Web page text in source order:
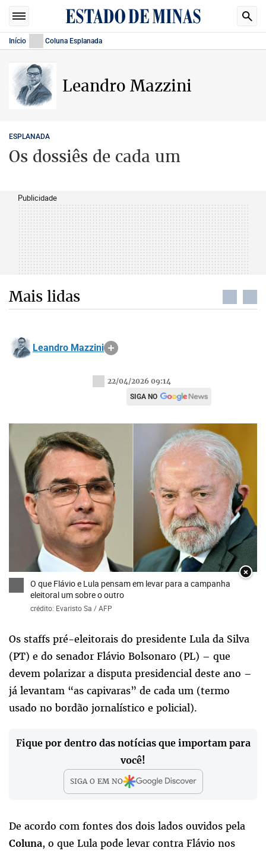
Início Coluna Esplanada
Leandro Mazzini
ESPLANADA
Os dossiês de cada um
Publicidade
Mais lidas
Leandro Mazzini
22/04/2026 09:14
SIGA NO
×
O que Flávio e Lula pensam em levar para a campanha
eleitoral um sobre o outro
crédito: Evaristo Sa / AFP
Os staffs pré-eleitorais do presidente Lula da Silva
(PT) e do senador Flávio Bolsonaro (PL) – que
devem polarizar a disputa presidencial deste ano –
já levantam “as capivaras” de cada um (termo
usado no bordão jornalístico e policial).
Fique por dentro das notícias que importam para
você!
SIGA O EMNO
De acordo com fontes dos dois lados ouvidos pela
Coluna, o que Lula pode levar contra Flávio nos